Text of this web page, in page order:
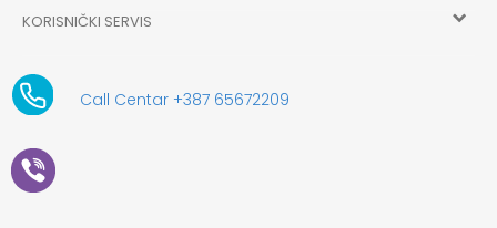
aksaonlinebih@aksabih.ba
5514802214205743
61-01-0052-11
11079253
Zaposlenje
Saradnja
KORISNIČKI SERVIS
Uslovi korišćenja i prodaje
Kako kupiti
Call Centar +387 65672209